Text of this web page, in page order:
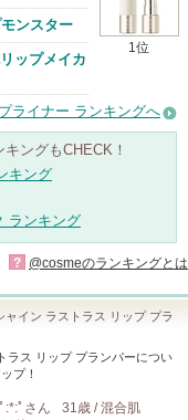
1位
ンスター
ップメイカ
ライナー ランキングへ
ングもCHECK！
キング
ランキング
? @cosmeのランキングとは
ャイン ラストラス リップ プラ
ラス リップ プランパーについ
プ！
ﾟ さん
31歳 / 混合肌